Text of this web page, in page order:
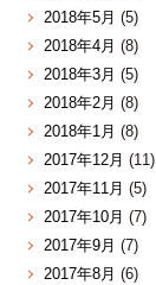
2018年5月 (5)
2018年4月 (8)
2018年3月 (5)
2018年2月 (8)
2018年1月 (8)
2017年12月 (11)
2017年11月 (5)
2017年10月 (7)
2017年9月 (7)
2017年8月 (6)